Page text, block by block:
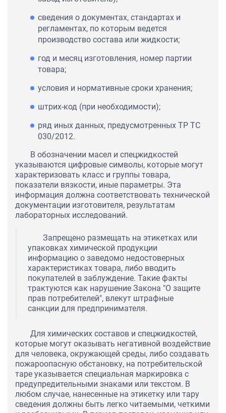
сведения о документах, стандартах и
регламентах, по которым ведется
производство состава или жидкости;
год и месяц изготовления, номер партии
товара;
условия и нормативные сроки хранения;
штрих-код (при необходимости);
ряд иных данных, предусмотренных ТР ТС
030/2012.
В обозначении масел и спецжидкостей
указываются цифровые символы, которые могут
характеризовать класс и группы товара,
показатели вязкости, иные параметры. Эта
информация должна соответствовать технической
документации изготовителя, результатам
лабораторных исследований.
Запрещено размещать на этикетках или
упаковках химической продукции
информацию о заведомо недостоверных
характеристиках товара, либо вводить
покупателей в заблуждение. Такие факты
трактуются как нарушение Закона "О защите
прав потребителей", влекут штрафные
санкции для предпринимателя.
Для химических составов и спецжидкостей,
которые могут оказывать негативной воздействие
для человека, окружающей среды, либо создавать
пожароопасную обстановку, на потребительской
таре указывается специальная маркировка с
предупредительными знаками или текстом. В
любом случае, нанесенные на этикетку или тару
сведения должны быть легко читаемыми, четкими